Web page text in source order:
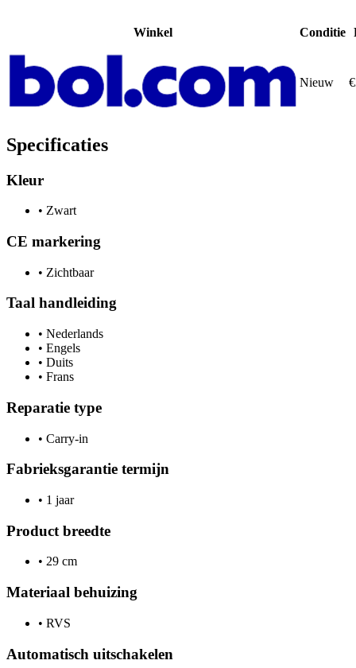
Winkel Conditie
Nieuw
Specificaties
Kleur
• Zwart
CE markering
• Zichtbaar
Taal handleiding
• Nederlands
• Engels
• Duits
• Frans
Reparatie type
• Carry-in
Fabrieksgarantie termijn
• 1 jaar
Product breedte
• 29 cm
Materiaal behuizing
• RVS
Automatisch uitschakelen